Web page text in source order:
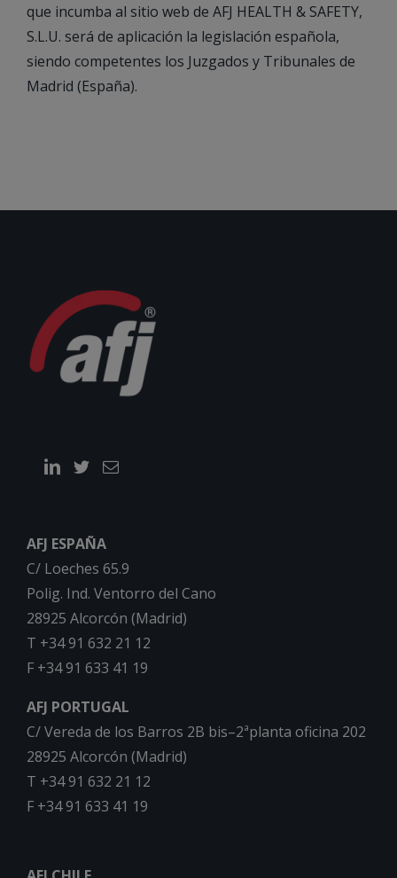
que incumba al sitio web de AFJ HEALTH & SAFETY,
S.L.U. será de aplicación la legislación española,
siendo competentes los Juzgados y Tribunales de
Madrid (España).
AFJ ESPAÑA
C/ Loeches 65.9
Polig. Ind. Ventorro del Cano
28925 Alcorcón (Madrid)
T +34 91 632 21 12
F +34 91 633 41 19
AFJ PORTUGAL
C/ Vereda de los Barros 2B bis–2ªplanta oficina 202
28925 Alcorcón (Madrid)
T +34 91 632 21 12
F +34 91 633 41 19